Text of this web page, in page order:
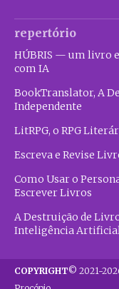
repertório
HÚBRIS — um livro
com IA
BookTranslator, A
Independente
LitRPG, o RPG
Escreva e Revise
Como Usar o
Escrever Livros
A Destruição de
Inteligência Artificial
COPYRIGHT© 2021-